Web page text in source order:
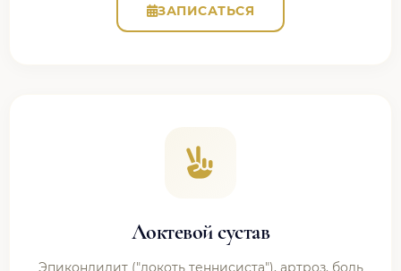
ЗАПИСАТЬСЯ
Локтевой сустав
Эпикондилит ("локоть теннисиста"), артроз, боль